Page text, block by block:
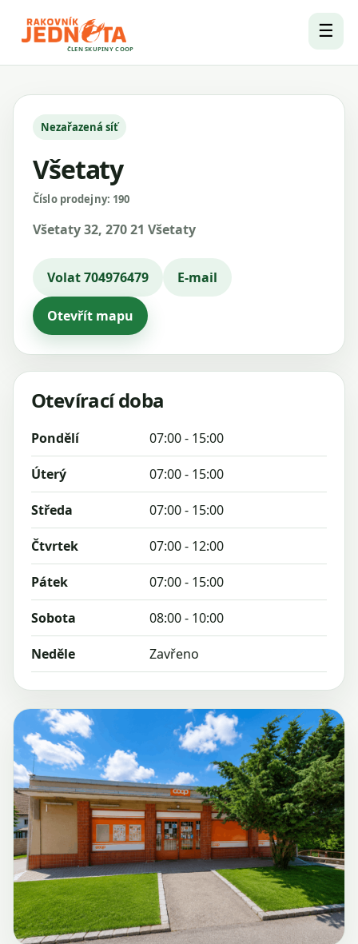
ČLEN SKUPINY COOP
☰
Nezařazená síť
Všetaty
Číslo prodejny: 190
Všetaty 32, 270 21 Všetaty
Volat 704976479 E-mail
Otevřít mapu
Otevírací doba
Pondělí 07:00 - 15:00
Úterý 07:00 - 15:00
Středa 07:00 - 15:00
Čtvrtek 07:00 - 12:00
Pátek 07:00 - 15:00
Sobota 08:00 - 10:00
Neděle Zavřeno